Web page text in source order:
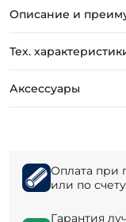
Описание и
Тех.
Аксессуары
Оплата при
или по
Гарантия